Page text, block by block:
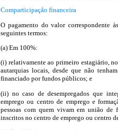
Comparticipação financeira
O pagamento do valor correspondente
seguintes termos:
(a) Em 100%:
(i) relativamente ao primeiro estagiário,
autarquias locais, desde que não
financiado por fundos públicos; e
(ii) no caso de desempregados que
emprego ou centro de emprego e
pessoas com quem vivam em união de
inscritos no centro de emprego ou centro